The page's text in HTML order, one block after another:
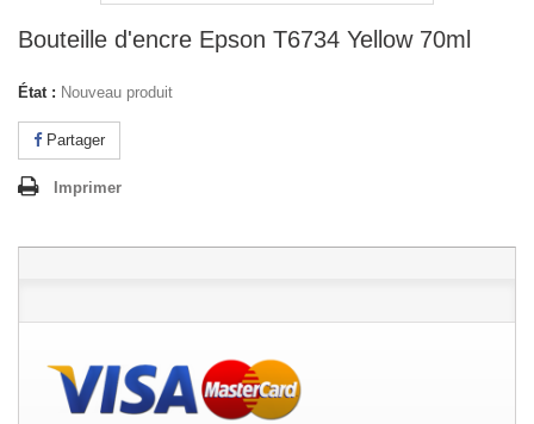
Bouteille d'encre Epson T6734 Yellow 70ml
État : Nouveau produit
Partager
Imprimer